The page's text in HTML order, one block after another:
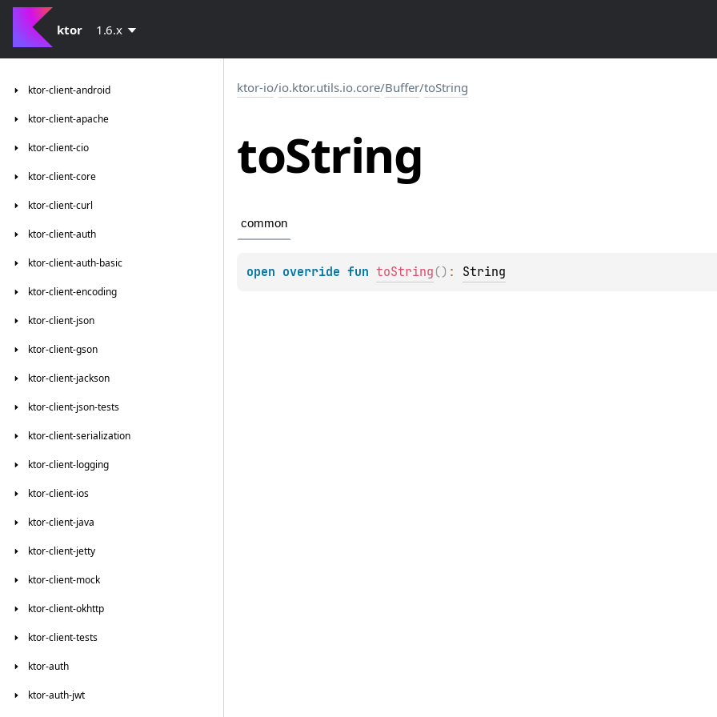
ktor 1.6.x
ktor-client-android
ktor-client-apache
ktor-client-cio
ktor-client-core
ktor-client-curl
ktor-client-auth
ktor-client-auth-basic
ktor-client-encoding
ktor-client-json
ktor-client-gson
ktor-client-jackson
ktor-client-json-tests
ktor-client-serialization
ktor-client-logging
ktor-client-ios
ktor-client-java
ktor-client-jetty
ktor-client-mock
ktor-client-okhttp
ktor-client-tests
ktor-auth
ktor-auth-jwt
ktor-io/io.ktor.utils.io.core/Buffer/toString
toString
common
open override fun toString ( ) : String